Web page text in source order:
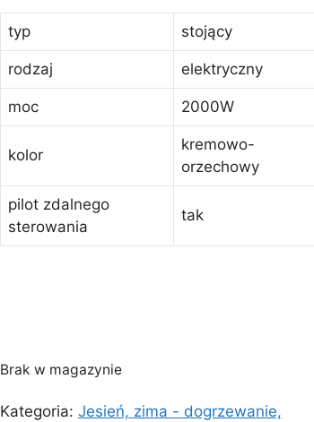
typ stojący
rodzaj elektryczny
moc 2000W
kolor
kremowo-
orzechowy
pilot zdalnego
sterowania
tak
Brak w magazynie
Kategoria: Jesień, zima - dogrzewanie,